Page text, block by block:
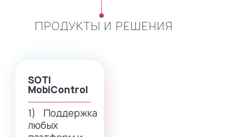
ПРОДУКТЫ И РЕШЕНИЯ
SOTI
MobiControl
1) Поддержка
любых